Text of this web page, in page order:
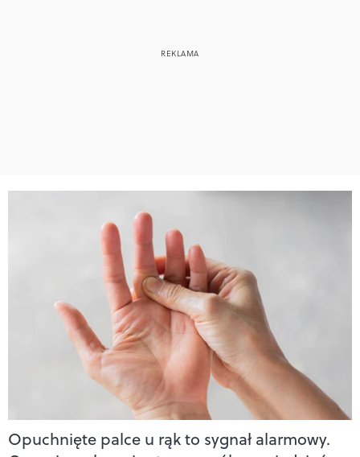
Opuchnięte palce u rąk to sygnał alarmowy.